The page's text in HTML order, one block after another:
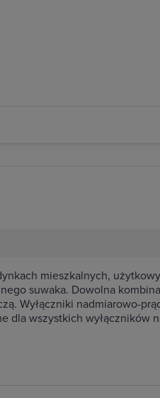
mieszkalnych,
suwaka. Dowolna
Wyłączniki nadmiarowo-
dla wszystkich wyłączników